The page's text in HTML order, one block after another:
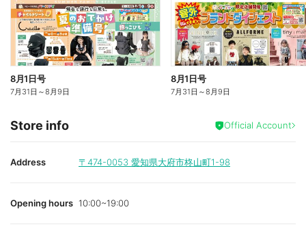
8月1日号
7月31日 ～8月9日
8月1日号
7月31日 ～8月9日
Store info Official Account
Address 〒474-0053 愛知県大府市柊山町1-98
Opening hours 10:00~19:00